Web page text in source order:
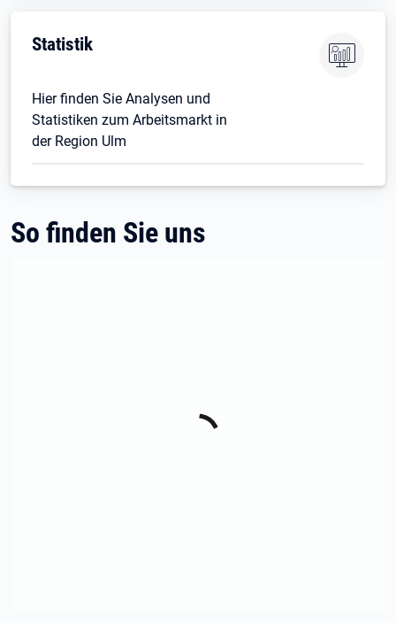
Statistik
Hier finden Sie Analysen und
Statistiken zum Arbeitsmarkt in
der Region Ulm
So finden Sie uns